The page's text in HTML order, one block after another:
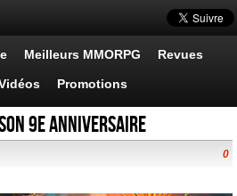
Meilleurs MMORPG Revues
Promotions
9e anniversaire
0